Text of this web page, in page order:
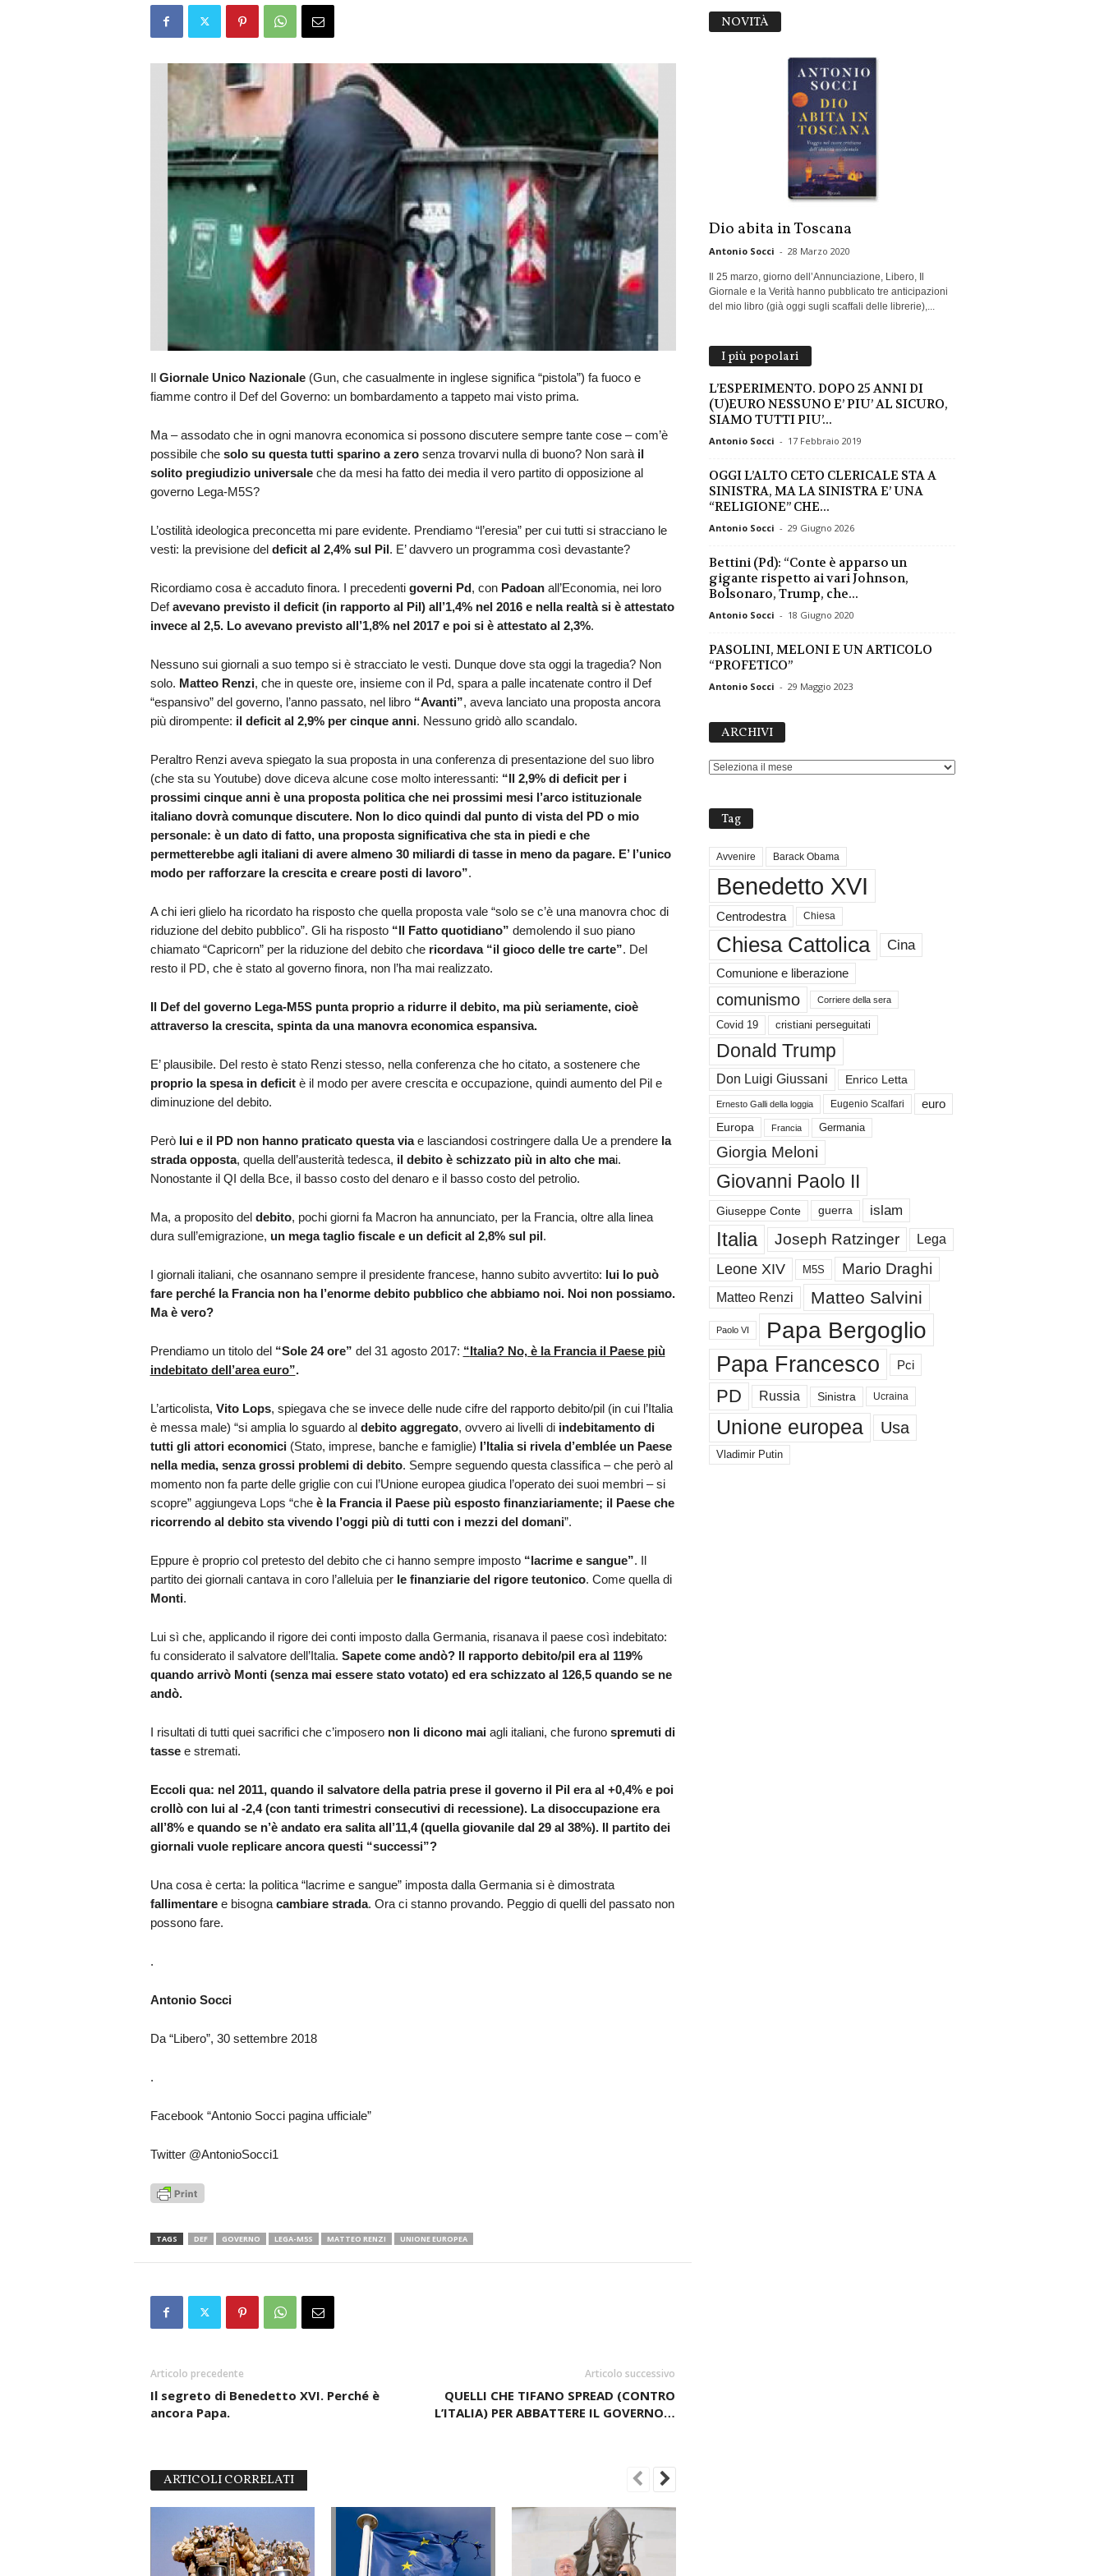
Il Giornale Unico Nazionale(Gun, che casualmente in inglese significa “pistola”) fa fuoco e
fiamme contro il Def del Governo: un bombardamento a tappeto mai visto prima.
Ma – assodato che in ogni manovra economica si possono discutere sempre tante cose – com’è
possibile che solo su questa tutti sparino a zerosenza trovarvi nulla di buono? Non sarà il
solito pregiudizio universaleche da mesi ha fatto dei media il vero partito di opposizione al
governo Lega-M5S?
L’ostilità ideologica preconcetta mi pare evidente. Prendiamo “l’eresia” per cui tutti si stracciano le
vesti: la previsione del deficit al 2,4% sul Pil. E’ davvero un programma così devastante?
Ricordiamo cosa è accaduto finora. I precedenti governi Pd, con Padoanall’Economia, nei loro
Defavevano previsto il deficit (in rapporto al Pil) all’1,4% nel 2016 e nella realtà si è attestato
invece al 2,5. Lo avevano previsto all’1,8% nel 2017 e poi si è attestato al 2,3%.
Nessuno sui giornali a suo tempo si è stracciato le vesti. Dunque dove sta oggi la tragedia? Non
solo. Matteo Renzi, che in queste ore, insieme con il Pd, spara a palle incatenate contro il Def
“espansivo” del governo, l’anno passato, nel libro “Avanti”, aveva lanciato una proposta ancora
più dirompente: il deficit al 2,9% per cinque anni. Nessuno gridò allo scandalo.
Peraltro Renzi aveva spiegato la sua proposta in una conferenza di presentazione del suo libro
(che sta su Youtube) dove diceva alcune cose molto interessanti: “Il 2,9% di deficit per i
prossimi cinque anni è una proposta politica che nei prossimi mesi l’arco istituzionale
italiano dovrà comunque discutere. Non lo dico quindi dal punto di vista del PD o mio
personale: è un dato di fatto, una proposta significativa che sta in piedi e che
permetterebbe agli italiani di avere almeno 30 miliardi di tasse in meno da pagare. E’ l’unico
modo per rafforzare la crescita e creare posti di lavoro”.
A chi ieri glielo ha ricordato ha risposto che quella proposta vale “solo se c’è una manovra choc di
riduzione del debito pubblico”. Gli ha risposto “Il Fatto quotidiano” demolendo il suo piano
chiamato “Capricorn” per la riduzione del debito che ricordava “il gioco delle tre carte”. Del
resto il PD, che è stato al governo finora, non l’ha mai realizzato.
Il Def del governo Lega-M5S punta proprio a ridurre il debito, ma più seriamente, cioè
attraverso la crescita, spinta da una manovra economica espansiva.
E’ plausibile. Del resto è stato Renzi stesso, nella conferenza che ho citato, a sostenere che
proprio la spesa in deficitè il modo per avere crescita e occupazione, quindi aumento del Pil e
diminuzione del debito.
Però lui e il PD non hanno praticato questa viae lasciandosi costringere dalla Ue a prendere la
strada opposta, quella dell’austerità tedesca, il debito è schizzato più in alto che mai.
Nonostante il QI della Bce, il basso costo del denaro e il basso costo del petrolio.
Ma, a proposito del debito, pochi giorni fa Macron ha annunciato, per la Francia, oltre alla linea
dura sull’emigrazione, un mega taglio fiscale e un deficit al 2,8% sul pil.
I giornali italiani, che osannano sempre il presidente francese, hanno subito avvertito: lui lo può
fare perché la Francia non ha l’enorme debito pubblico che abbiamo noi. Noi non possiamo.
Ma è vero?
Prendiamo un titolo del “Sole 24 ore” del 31 agosto 2017: “Italia? No, è la Francia il Paese più
indebitato dell’area euro”.
L’articolista, Vito Lops, spiegava che se invece delle nude cifre del rapporto debito/pil (in cui l’Italia
è messa male) “si amplia lo sguardo al debito aggregato, ovvero ai livelli di indebitamento di
tutti gli attori economici(Stato, imprese, banche e famiglie) l’Italia si rivela d’emblée un Paese
nella media, senza grossi problemi di debito. Sempre seguendo questa classifica – che però al
momento non fa parte delle griglie con cui l’Unione europea giudica l’operato dei suoi membri – si
scopre” aggiungeva Lops “che è la Francia il Paese più esposto finanziariamente; il Paese che
ricorrendo al debito sta vivendo l’oggi più di tutti con i mezzi del domani”.
Eppure è proprio col pretesto del debito che ci hanno sempre imposto “lacrime e sangue”. Il
partito dei giornali cantava in coro l’alleluia per le finanziarie del rigore teutonico. Come quella di
Monti.
Lui sì che, applicando il rigore dei conti imposto dalla Germania, risanava il paese così indebitato:
fu considerato il salvatore dell’Italia. Sapete come andò? Il rapporto debito/pil era al 119%
quando arrivò Monti (senza mai essere stato votato) ed era schizzato al 126,5 quando se ne
andò.
I risultati di tutti quei sacrifici che c’imposero non li dicono maiagli italiani, che furono spremuti di
tassee stremati.
Eccoli qua: nel 2011, quando il salvatore della patria prese il governo il Pil era al +0,4% e poi
crollò con lui al -2,4 (con tanti trimestri consecutivi di recessione). La disoccupazione era
all’8% e quando se n’è andato era salita all’11,4 (quella giovanile dal 29 al 38%). Il partito dei
giornali vuole replicare ancora questi “successi”?
Una cosa è certa: la politica “lacrime e sangue” imposta dalla Germania si è dimostrata
fallimentaree bisogna cambiare strada. Ora ci stanno provando. Peggio di quelli del passato non
possono fare.
.
Antonio Socci
Da “Libero”, 30 settembre 2018
.
Facebook “Antonio Socci pagina ufficiale”
Twitter @AntonioSocci1
TAGS DEF GOVERNO LEGA-M5S MATTEO RENZI UNIONE EUROPEA
Articolo precedente
Il segreto di Benedetto XVI. Perché è
ancora Papa.
Articolo successivo
QUELLI CHE TIFANO SPREAD (CONTRO
L’ITALIA) PER ABBATTERE IL GOVERNO…
ARTICOLI CORRELATI
NOVITÀ
Dio abita in Toscana
Antonio Socci - 28 Marzo 2020
Il 25 marzo, giorno dell’Annunciazione, Libero, Il
Giornale e la Verità hanno pubblicato tre anticipazioni
del mio libro (già oggi sugli scaffali delle librerie),...
I più popolari
L’ESPERIMENTO. DOPO 25 ANNI DI
(U)EURO NESSUNO E’ PIU’ AL SICURO,
SIAMO TUTTI PIU’...
Antonio Socci - 17 Febbraio 2019
OGGI L’ALTO CETO CLERICALE STA A
SINISTRA, MA LA SINISTRA E’ UNA
“RELIGIONE” CHE...
Antonio Socci - 29 Giugno 2026
Bettini (Pd): “Conte è apparso un
gigante rispetto ai vari Johnson,
Bolsonaro, Trump, che...
Antonio Socci - 18 Giugno 2020
PASOLINI, MELONI E UN ARTICOLO
“PROFETICO”
Antonio Socci - 29 Maggio 2023
ARCHIVI
Tag
Avvenire Barack Obama
Benedetto XVI
Centrodestra Chiesa
Chiesa Cattolica Cina
Comunione e liberazione
comunismo Corriere della sera
Covid 19 cristiani perseguitati
Donald Trump
Don Luigi Giussani Enrico Letta
Ernesto Galli della loggia Eugenio Scalfari euro
Europa Francia Germania
Giorgia Meloni
Giovanni Paolo II
Giuseppe Conte guerra islam
Italia Joseph Ratzinger Lega
Leone XIV M5S Mario Draghi
Matteo Renzi Matteo Salvini
Paolo VI Papa Bergoglio
Papa Francesco Pci
PD Russia Sinistra Ucraina
Unione europea Usa
Vladimir Putin